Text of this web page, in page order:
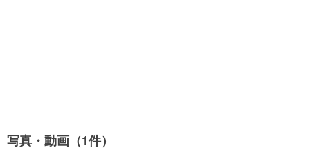
写真・動画（1件）